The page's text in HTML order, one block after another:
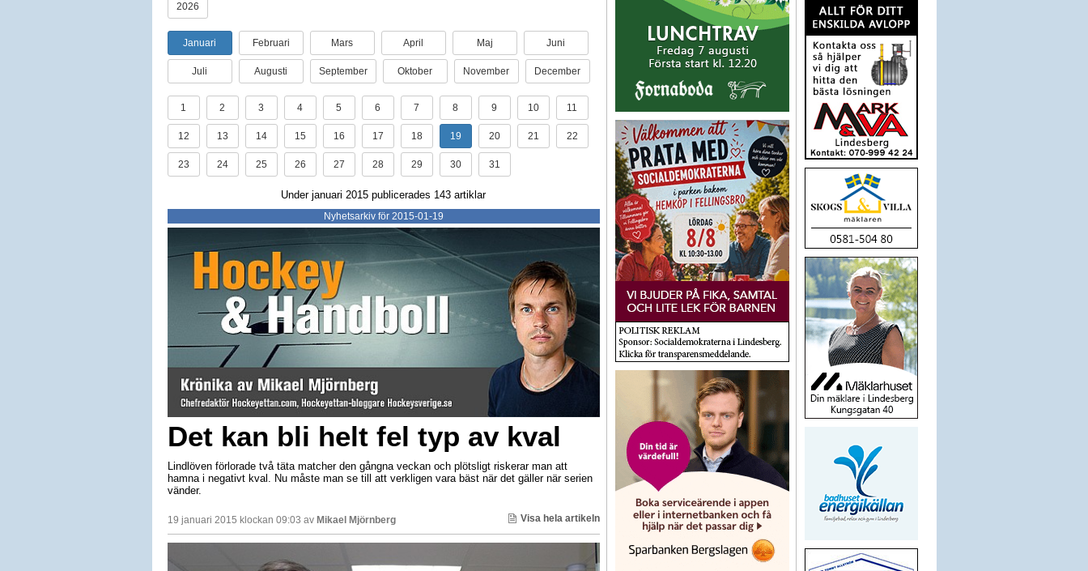
2026
Januari Februari Mars April Maj Juni
Juli Augusti September Oktober November December
1 2 3 4 5 6 7 8 9 10 11
12 13 14 15 16 17 18 19 20 21 22
23 24 25 26 27 28 29 30 31
Under januari 2015 publicerades 143 artiklar
Nyhetsarkiv för 2015-01-19
Det kan bli helt fel typ av kval
Lindlöven förlorade två täta matcher den gångna veckan och plötsligt riskerar man att
hamna i negativt kval. Nu måste man se till att verkligen vara bäst när det gäller när serien
vänder.
19 januari 2015 klockan 09:03 av Mikael Mjörnberg Visa hela artikeln